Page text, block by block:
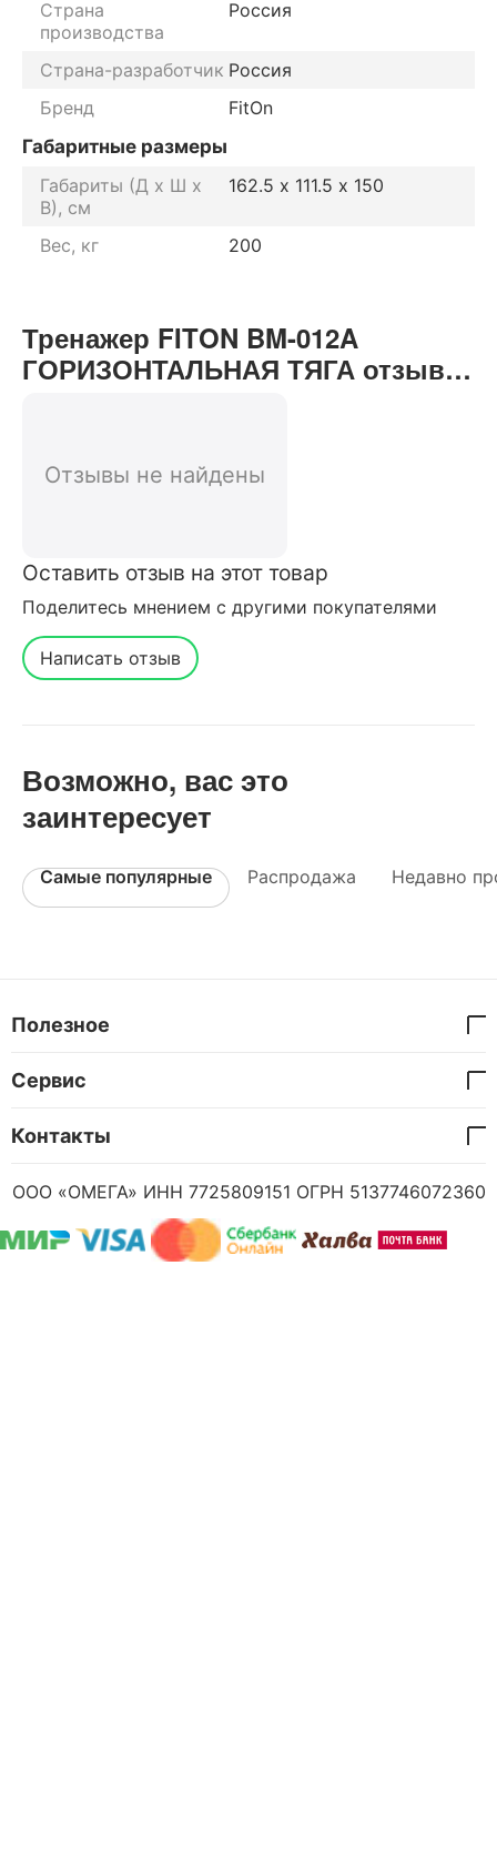
Страна
производства
Россия
Страна-разработчик Россия
Бренд
FitOn
Габаритные размеры
Габариты (Д х Ш х
В), см
162.5 х 111.5 х 150
Вес, кг 200
Тренажер FITON BM-012A
ГОРИЗОНТАЛЬНАЯ ТЯГА отзывы
Отзывы не найдены
Оставить отзыв на этот товар
Поделитесь мнением с другими покупателями
Написать отзыв
Возможно, вас это
заинтересует
Самые популярные Распродажа Недавно
Полезное
Сервис
Контакты
ООО «ОМЕГА» ИНН 7725809151 ОГРН 5137746072360